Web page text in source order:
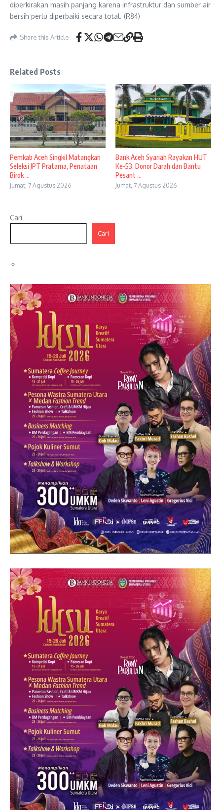
diperkirakan masih panjang karena infrastruktur dan sumber air
bersih perlu diperbaiki secara total. (R84)
Share this Article
Related Posts
Pemkab Aceh Singkil Matangkan
Seleksi JPT Pratama, Penataan
Birok ...
Jumat, 7 Agustus 2026
Bank Aceh Syariah Rayakan HUT
Ke-53, Donor Darah dan Bantu
Pesant ...
Jumat, 7 Agustus 2026
Cari
Cari